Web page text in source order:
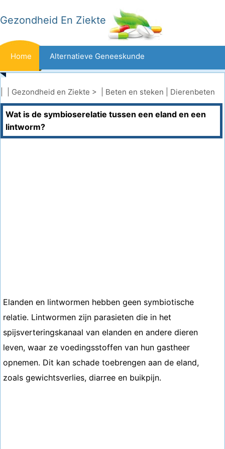
Gezondheid En Ziekte
Home Alternatieve Geneeskunde
Beten En Steken Kanker
Aandoeningen En Behandelingen Mond- En Tandzorg
Gezondheid en Ziekte > | Beten en steken Dierenbeten
Wat is de symbioserelatie tussen een eland en een
lintworm?
Elanden en lintwormen hebben geen symbiotische
relatie. Lintwormen zijn parasieten die in het
spijsverteringskanaal van elanden en andere dieren
leven, waar ze voedingsstoffen van hun gastheer
opnemen. Dit kan schade toebrengen aan de eland,
zoals gewichtsverlies, diarree en buikpijn.